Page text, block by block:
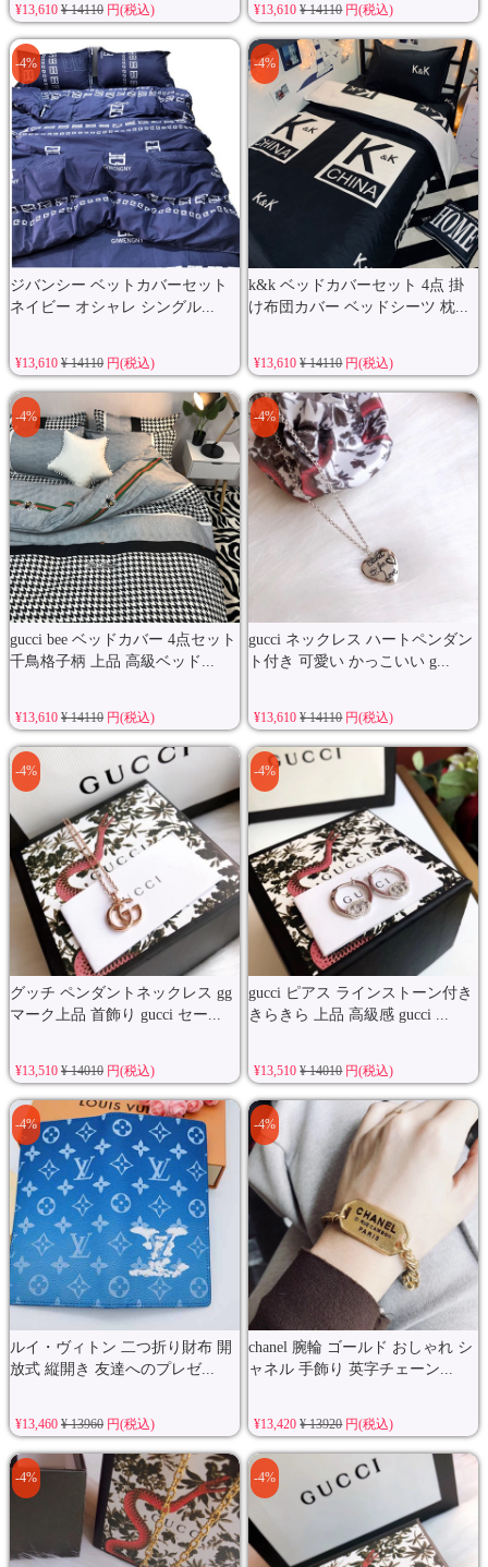
¥13,610 ¥ 14110円(税込) ¥13,610¥ 14110円(税込)
ジバンシー ベットカバーセット
ネイビー オシャレ シングル...
-4%
¥13,610 ¥ 14110円(税込)
k&k ベッドカバーセット 4点 掛
け布団カバー ベッドシーツ 枕...
-4%
¥13,610¥ 14110円(税込)
gucci bee ベッドカバー 4点セット
千鳥格子柄 上品 高級ベッド...
-4%
¥13,610 ¥ 14110円(税込)
gucci ネックレス ハートペンダン
ト付き 可愛い かっこいい g...
-4%
¥13,610¥ 14110円(税込)
グッチ ペンダントネックレス gg
マーク上品 首飾り gucci セー...
-4%
¥13,510 ¥ 14010円(税込)
gucci ピアス ラインストーン付き
きらきら 上品 高級感 gucci ...
-4%
¥13,510¥ 14010円(税込)
ルイ・ヴィトン 二つ折り財布 開
放式 縦開き 友達へのプレゼ...
-4%
¥13,460 ¥ 13960円(税込)
chanel 腕輪 ゴールド おしゃれ シ
ャネル 手飾り 英字チェーン...
-4%
¥13,420¥ 13920円(税込)
-4% -4%